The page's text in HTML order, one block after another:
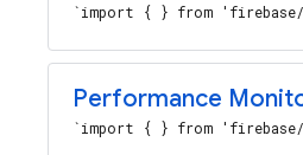
`import { } from
Performance
`import { } from 'firebase/